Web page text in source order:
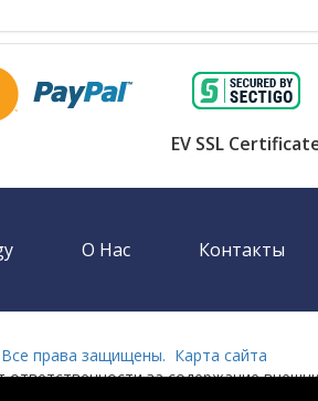
EV SSL
О Нас Контакты
Все права защищены. Карта сайта
ответственности за содержание